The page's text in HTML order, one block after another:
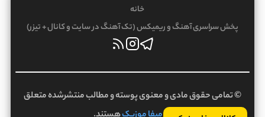
خانه
پخش سراسری آهنگ و ریمیکس (تک آهنگ در سایت و کانال + تیزر)
© تمامی حقوق مادی و معنوی پوسته و مطالب منتشرشده متعلق